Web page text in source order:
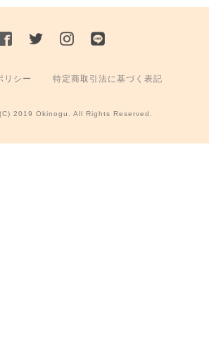
リシー 特定商取引法に基づく表記
2019 Okinogu. All Rights Reserved.